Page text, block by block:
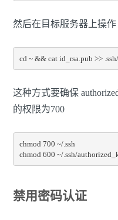
然后在目标服务器上操作
cd ~ && cat id_rsa.pub >>
这种方式要确保
的权限为700
chmod 700 ~/.ssh
chmod 600 ~/.ssh/
禁用密码认证